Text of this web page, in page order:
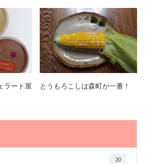
ラート屋
とうもろこしは森町が一番！
20